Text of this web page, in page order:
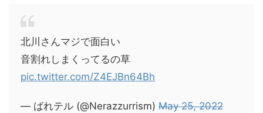
北川さんマジで面白い
音割れしまくってるの草
pic.twitter.com/Z4EJBn64Bh
— ばれテル (@Nerazzurrism) May 25, 2022